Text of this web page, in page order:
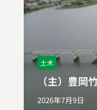
土木
（主）豊岡
2026年7月9日